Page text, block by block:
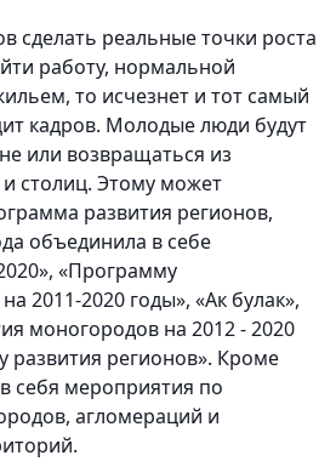
сделать реальные точки роста
работу, нормальной
то исчезнет и тот самый
кадров. Молодые люди будут
или возвращаться из
столиц. Этому может
развития регионов,
объединила в себе
«Программу
2011-2020 годы», «Ак булак»,
моногородов на 2012 - 2020
развития регионов». Кроме
себя мероприятия по
агломераций и